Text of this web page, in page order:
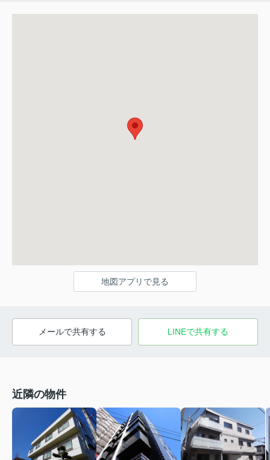
地図アプリで見る
メールで共有する LINEで共有する
近隣の物件